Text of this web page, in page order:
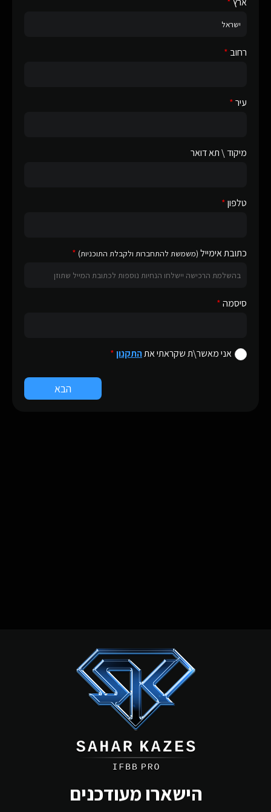
רחוב
עיר
מיקוד \ תא דואר
טלפון
כתובת אימייל (משמשת להתחברות ולקבלת התוכניות)
סיסמה
אני מאשר\ת שקראתי אתהתקנון
הבא
הישארו מעודכנים